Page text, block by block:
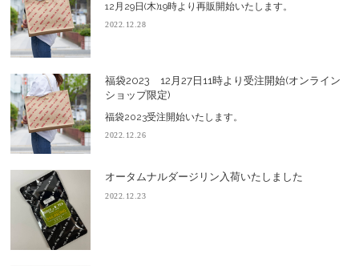
12月29日(木)19時より再販開始いたします。
2022.12.28
福袋2023 12月27日11時より受注開始(オンライン
ショップ限定)
福袋2023受注開始いたします。
2022.12.26
オータムナルダージリン入荷いたしました
2022.12.23